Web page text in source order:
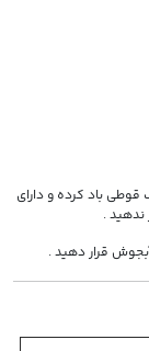
باد کرده و دارای
.